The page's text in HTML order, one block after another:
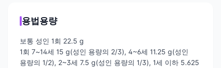
용법용량
보통 성인 1회 22.5 g
1회 7~14세 15 g(성인 용량의 2/3), 4~6세 11.25 g(성인
용량의 1/2), 2~3세 7.5 g(성인 용량의 1/3), 1세 이하 5.625